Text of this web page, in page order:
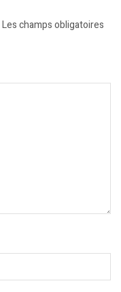
Les champs obligatoires